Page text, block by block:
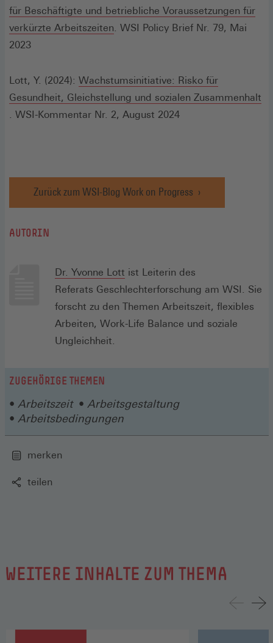
für Beschäftigte und betriebliche Voraussetzungen für
verkürzte Arbeitszeiten (Öffnet
neuen
Fenster)
. WSI Policy Brief Nr. 79, Mai
2023
Lott, Y. (2024): Wachstumsinitiative: Risko für
Gesundheit, Gleichstellung und sozialen Zusammenhalt
(Öffnet
. WSI-Kommentar Nr. 2, August 2024
Zurück zum WSI-Blog Work on Progress
AUTORIN
Dr. Yvonne Lott ist Leiterin des
Referats Geschlechterforschung am WSI. Sie
forscht zu den Themen Arbeitszeit, flexibles
Arbeiten, Work-Life Balance und soziale
Ungleichheit.
ZUGEHÖRIGE THEMEN
Arbeitszeit
Arbeitsgestaltung
Arbeitsbedingungen
merken
teilen
WEITERE INHALTE ZUM THEMA